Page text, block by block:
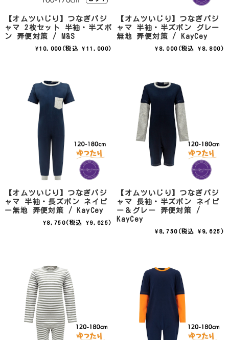
【オムツいじり】つなぎパジ
ャマ 2枚セット 半袖・半ズボ
ン 弄便対策 / M&S
¥10,000 (税込 ¥11,000)
【オムツいじり】つなぎパジ
ャマ 半袖・半ズボン グレー
無地 弄便対策 / KayCey
¥8,000 (税込 ¥8,800)
【オムツいじり】つなぎパジ
ャマ 半袖・長ズボン ネイビ
ー無地 弄便対策 / KayCey
¥8,750(税込 ¥9,625)
【オムツいじり】つなぎパジ
ャマ 長袖・半ズボン ネイビ
ー＆グレー 弄便対策 /
KayCey
¥8,750 (税込 ¥9,625)